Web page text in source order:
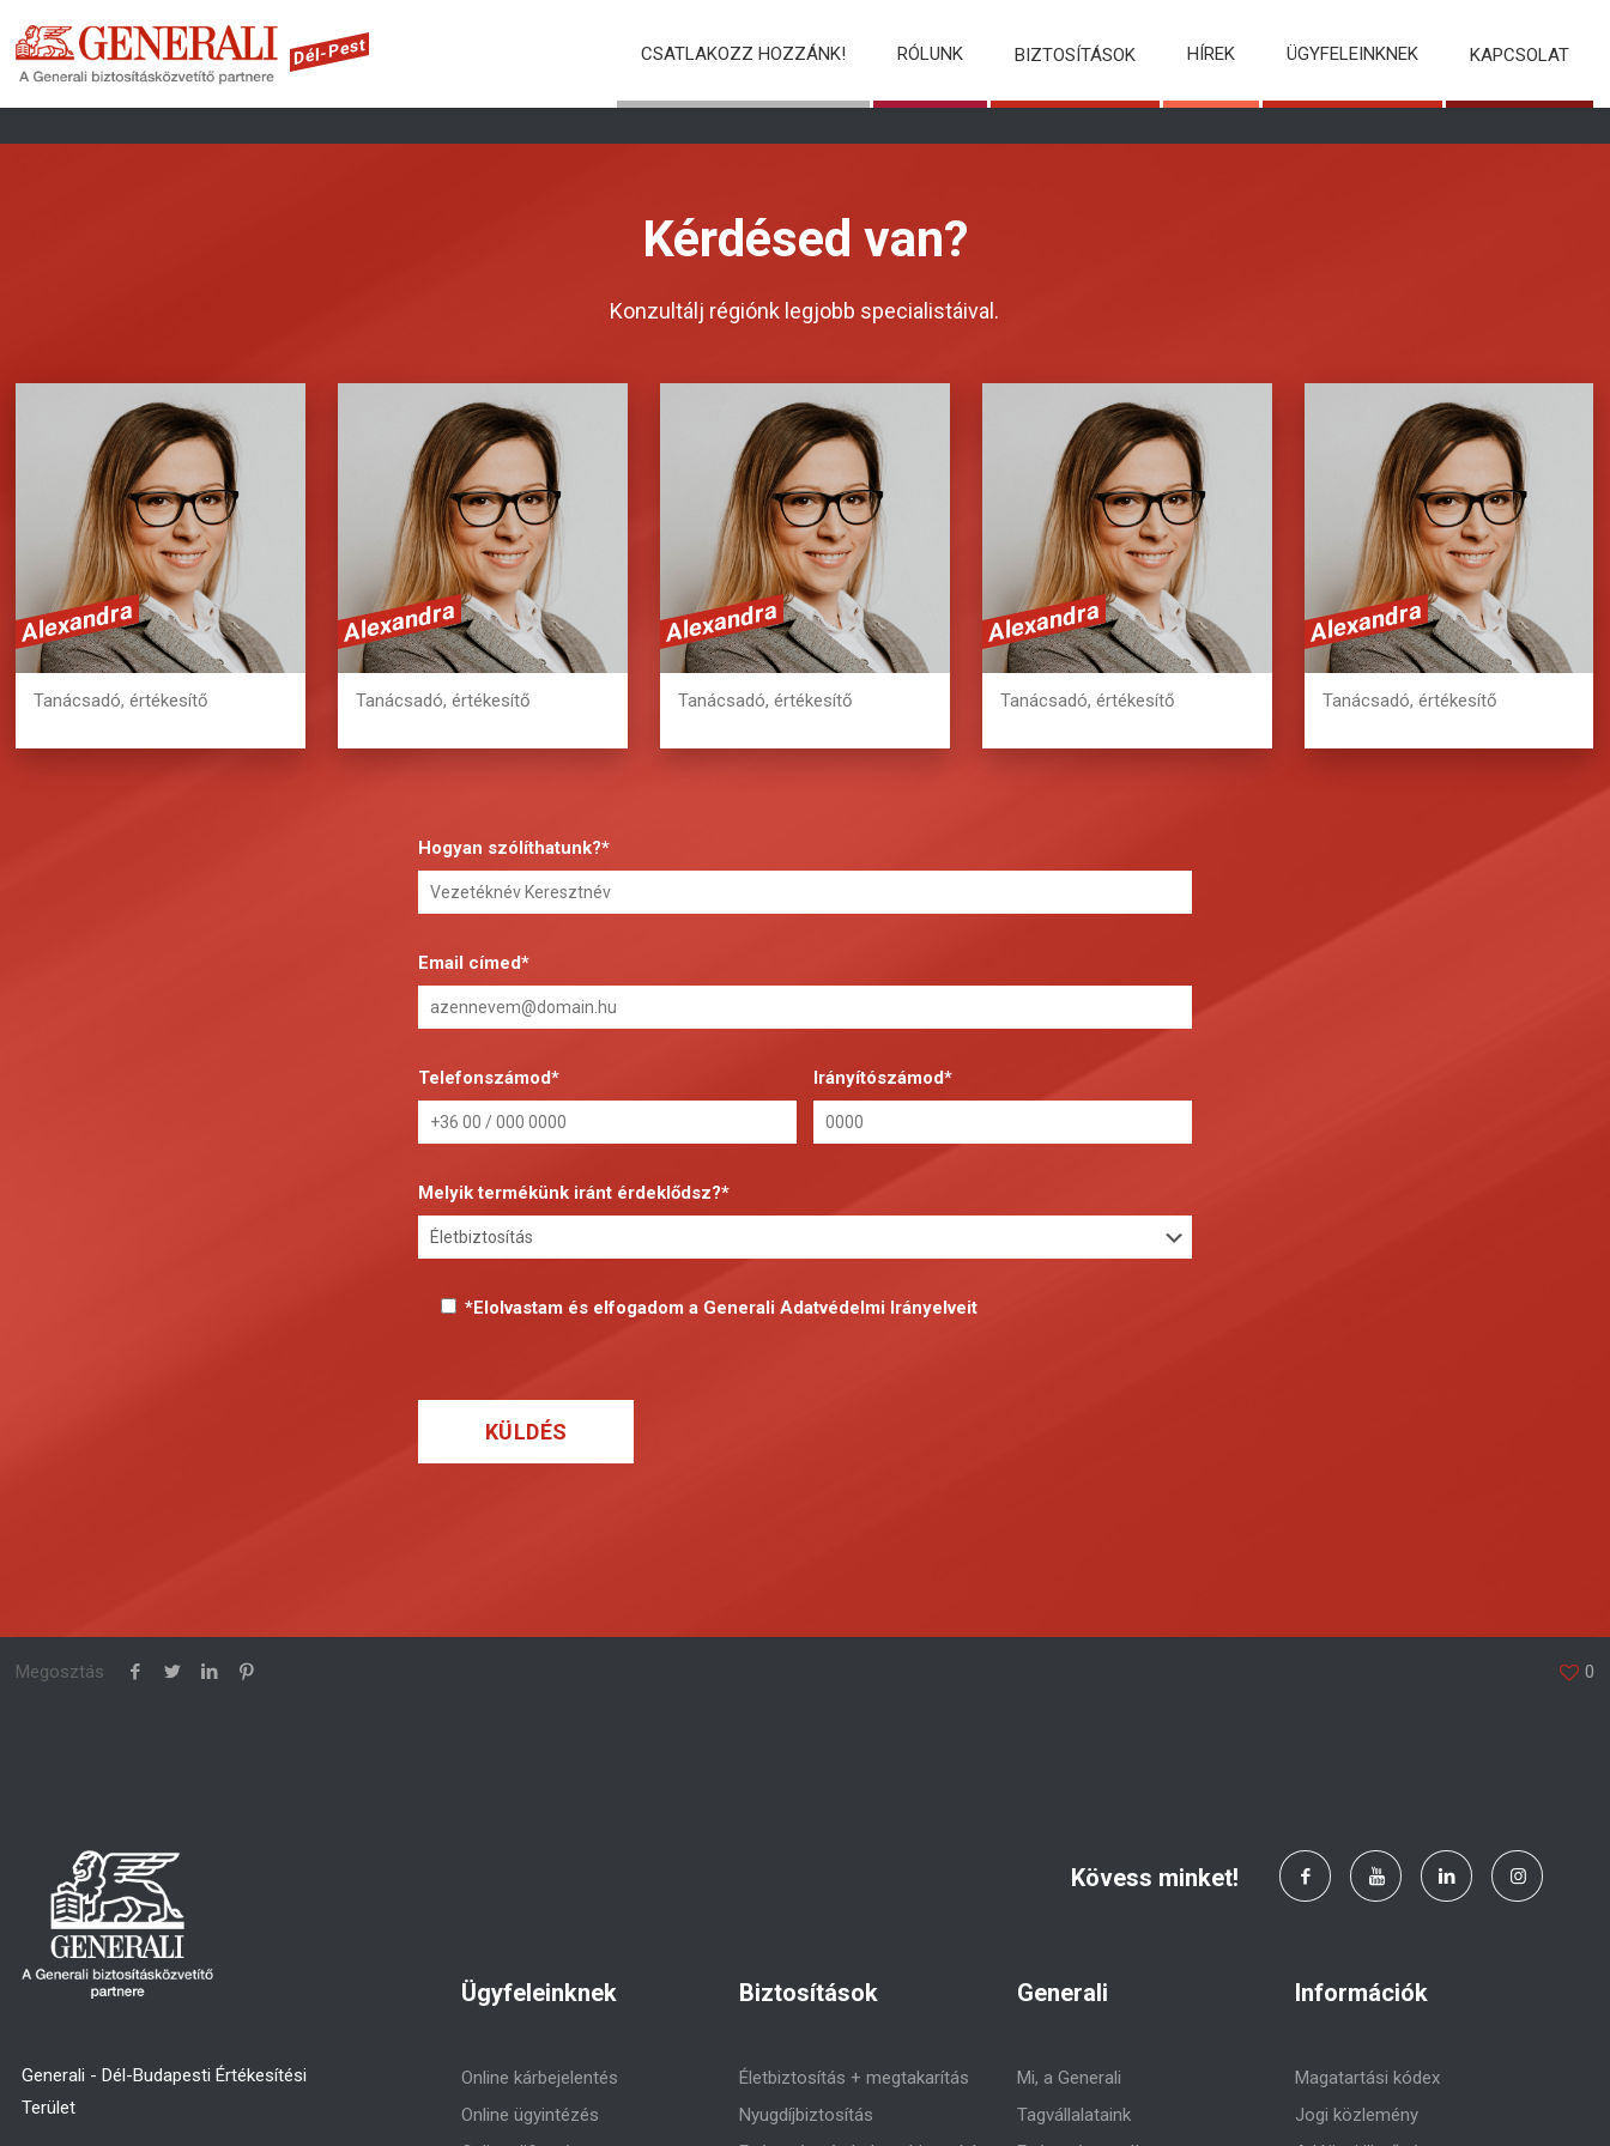
Dél-Pest CSATLAKOZZ HOZZÁNK! RÓLUNK BIZTOSÍTÁSOK HÍREK ÜGYFELEINKNEK KAPCSOLAT
Kérdésed van?
Konzultálj régiónk legjobb specialistáival.
Alexandra
Tanácsadó, értékesítő
Fusce tellus odio, dapibus id,
fermentum quis, suscipit id,
erat. Fusce aliquam
vestibulum ipsum. Aliquam
erat volutpat.
+36 20 362 2978 Alexandra
Tanácsadó, értékesítő
Fusce tellus odio, dapibus id,
fermentum quis, suscipit id,
erat. Fusce aliquam
vestibulum ipsum. Aliquam
erat volutpat.
+36 20 362 2978 Alexandra
Tanácsadó, értékesítő
Fusce tellus odio, dapibus id,
fermentum quis, suscipit id,
erat. Fusce aliquam
vestibulum ipsum. Aliquam
erat volutpat.
+36 20 362 2978 Alexandra
Tanácsadó, értékesítő
Fusce tellus odio, dapibus id,
fermentum quis, suscipit id,
erat. Fusce aliquam
vestibulum ipsum. Aliquam
erat volutpat.
+36 20 362 2978 Alexandra
Tanácsadó, értékesítő
Fusce tellus odio, dapibus id,
fermentum quis, suscipit id,
erat. Fusce aliquam
vestibulum ipsum. Aliquam
erat volutpat.
+36 20 362 2978
Hogyan szólíthatunk?*
Email címed*
Telefonszámod* Irányítószámod*
Melyik termékünk iránt érdeklődsz?*
*Elolvastam és elfogadom a Generali Adatvédelmi Irányelveit
Megosztás 0
Generali - Dél-Budapesti Értékesítési
Terület
Kövess minket!
Ügyfeleinknek
Online kárbejelentés
Online ügyintézés
Biztosítások
Életbiztosítás + megtakarítás
Nyugdíjbiztosítás
Generali
Mi, a Generali
Tagvállalataink
Információk
Magatartási kódex
Jogi közlemény